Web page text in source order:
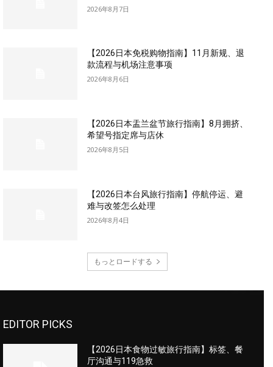
2026年8月7日
【2026日本免税购物指南】11月新规、退
款流程与机场注意事项
2026年8月6日
【2026日本盂兰盆节旅行指南】8月拥挤、
希望号指定席与店休
2026年8月5日
【2026日本台风旅行指南】停航停运、避
难与改签怎么处理
2026年8月4日
もっとロードする
EDITOR PICKS
【2026日本食物过敏旅行指南】标签、餐
厅沟通与119急救